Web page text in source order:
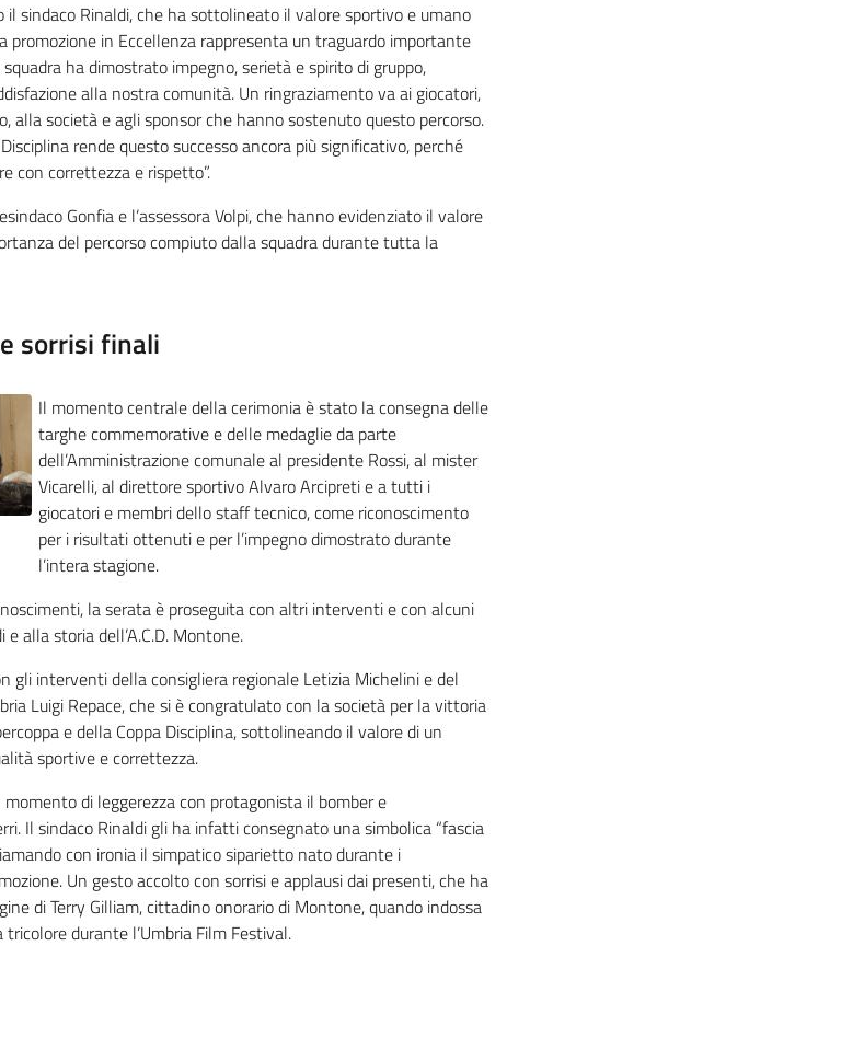
sindaco Rinaldi, che ha sottolineato il valore sportivo e umano
promozione in Eccellenza rappresenta un traguardo importante
ha dimostrato impegno, serietà e spirito di gruppo,
alla nostra comunità. Un ringraziamento va ai giocatori,
alla società e agli sponsor che hanno sostenuto questo percorso.
rende questo successo ancora più significativo, perché
con correttezza e rispetto”.
Gonfia e l’assessora Volpi, che hanno evidenziato il valore
del percorso compiuto dalla squadra durante tutta la
sorrisi finali
Il momento centrale della cerimonia è stato la consegna delle
targhe commemorative e delle medaglie da parte
dell’Amministrazione comunale al presidente Rossi, al mister
Vicarelli, al direttore sportivo Alvaro Arcipreti e a tutti i
giocatori e membri dello staff tecnico, come riconoscimento
per i risultati ottenuti e per l’impegno dimostrato durante
l’intera stagione.
la serata è proseguita con altri interventi e con alcuni
alla storia dell’A.C.D. Montone.
gli interventi della consigliera regionale Letizia Michelini e del
Luigi Repace, che si è congratulato con la società per la vittoria
e della Coppa Disciplina, sottolineando il valore di un
sportive e correttezza.
di leggerezza con protagonista il bomber e
Il sindaco Rinaldi gli ha infatti consegnato una simbolica “fascia
con ironia il simpatico siparietto nato durante i
Un gesto accolto con sorrisi e applausi dai presenti, che ha
di Terry Gilliam, cittadino onorario di Montone, quando indossa
durante l’Umbria Film Festival.